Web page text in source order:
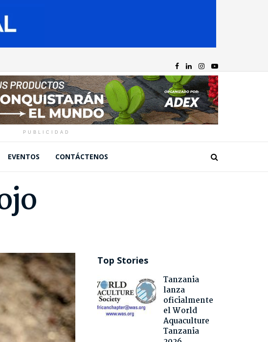
PUBLICIDAD
EVENTOS CONTÁCTENOS
Top Stories
Tanzania
lanza
oficialmente
el World
Aquaculture
Tanzania